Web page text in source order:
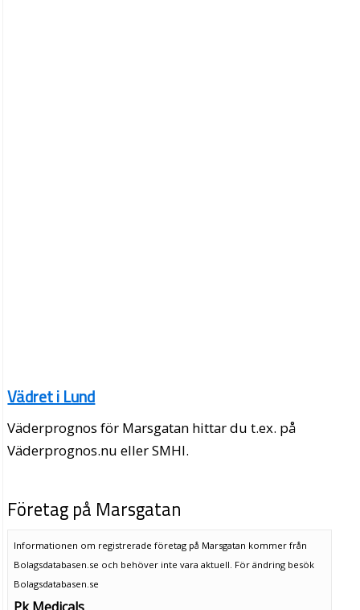
Vädret i Lund
Väderprognos för Marsgatan hittar du t.ex. på
Väderprognos.nu eller SMHI.
Företag på Marsgatan
Informationen om registrerade företag på Marsgatan kommer från
Bolagsdatabasen.se och behöver inte vara aktuell. För ändring besök
Bolagsdatabasen.se